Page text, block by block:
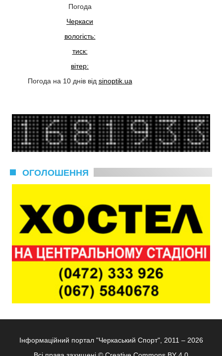
Погода
Черкаси
вологість:
тиск:
вітер:
Погода на 10 днів від sinoptik.ua
ОГОЛОШЕННЯ
Інформаційний портал "Черкаський Спорт", 2011 – 2026